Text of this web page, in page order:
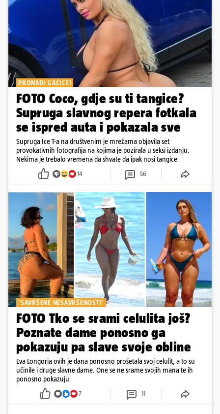
PRONAĐI GAĆICE!
FOTO Coco, gdje su ti tangice?
Supruga slavnog repera fotkala
se ispred auta i pokazala sve
Supruga Ice T-a na društvenim je mrežama objavila set
provokativnih fotografija na kojima je pozirala u seksi izdanju.
Nekima je trebalo vremena da shvate da ipak nosi tangice
14 56
'SAVRŠENE NESAVRŠENOSTI'
FOTO Tko se srami celulita još?
Poznate dame ponosno ga
pokazuju pa slave svoje obline
Eva Longoria ovih je dana ponosno prošetala svoj celulit, a to su
učinile i druge slavne dame. One se ne srame svojih mana te ih
ponosno pokazuju
7 11